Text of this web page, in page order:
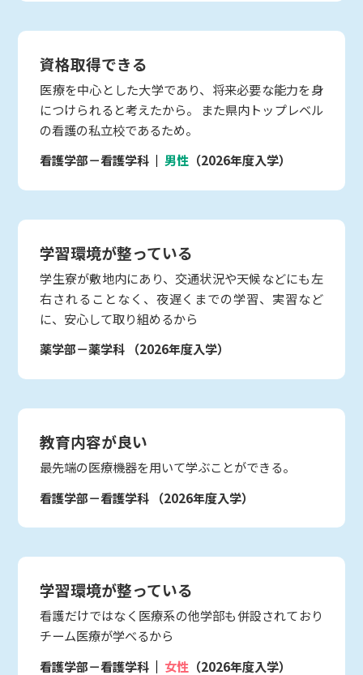
資格取得できる
医療を中心とした大学であり、将来必要な能力を身
につけられると考えたから。 また県内トップレベル
の看護の私立校であるため。
看護学部－看護学科
男性 （2026年度入学）
学習環境が整っている
学生寮が敷地内にあり、交通状況や天候などにも左
右されることなく、夜遅くまでの学習、実習など
に、安心して取り組めるから
薬学部－薬学科 （2026年度入学）
教育内容が良い
最先端の医療機器を用いて学ぶことができる。
看護学部－看護学科 （2026年度入学）
学習環境が整っている
看護だけではなく医療系の他学部も併設されており
チーム医療が学べるから
看護学部－看護学科
女性 （2026年度入学）